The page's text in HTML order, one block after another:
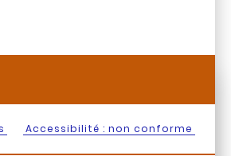
Accessibilité : non conforme